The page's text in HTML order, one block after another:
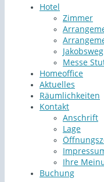
Hotel
Zimmer
Jakobsweg
Messe
Homeoffice
Aktuelles
Räumlichkeiten
Kontakt
Anschrift
Lage
Ihre
Buchung